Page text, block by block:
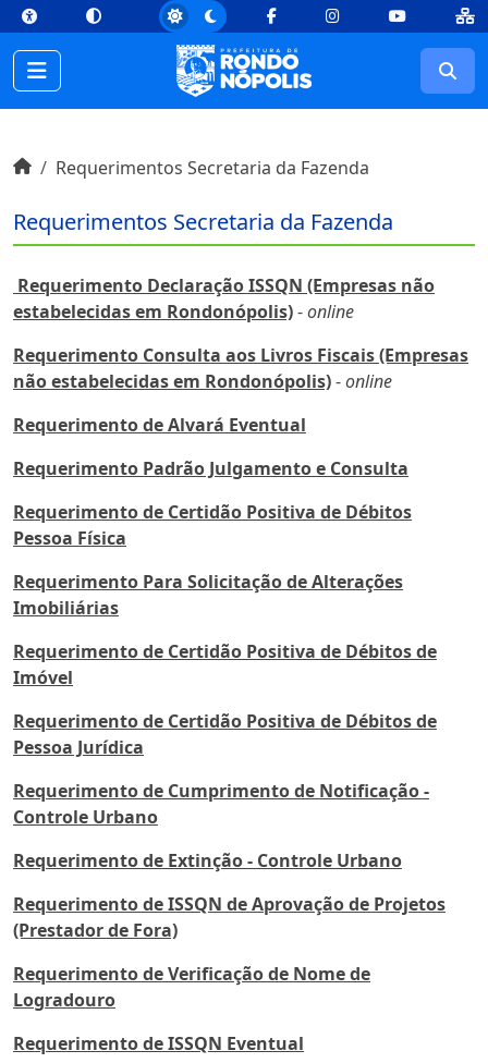
topConteúdo [1] Menu Principal [2] Busca [3] Rodapé [4]
FacebookInstagramYoutube
Início do conteúdo
InícioRequerimentos Secretaria da Fazenda
Início do conteúdo
Requerimentos Secretaria da Fazenda
Requerimento Declaração ISSQN (Empresas não
estabelecidas em Rondonópolis)-online
Requerimento Consulta aos Livros Fiscais (Empresas
não estabelecidas em Rondonópolis)-online
Requerimento de Alvará Eventual
Requerimento Padrão Julgamento e Consulta
Requerimento de Certidão Positiva de Débitos
Pessoa Física
Requerimento Para Solicitação de Alterações
Imobiliárias
Requerimento de Certidão Positiva de Débitos de
Imóvel
Requerimento de Certidão Positiva de Débitos de
Pessoa Jurídica
Requerimento de Cumprimento de Notificação -
Controle Urbano
Requerimento de Extinção - Controle Urbano
Requerimento de ISSQN de Aprovação de Projetos
(Prestador de Fora)
Requerimento de Verificação de Nome de
Logradouro
Requerimento de ISSQN Eventual